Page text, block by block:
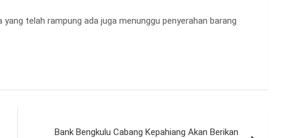
telah rampung ada juga menunggu penyerahan barang
Bank Bengkulu Cabang Kepahiang Akan Berikan